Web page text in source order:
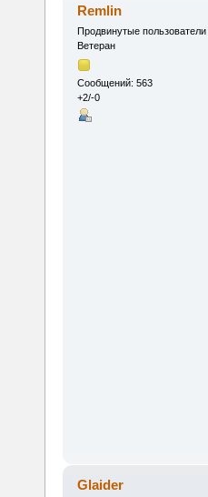
Remlin
Продвинутые пользователи
Ветеран
Сообщений: 563
+2/-0
Glaider